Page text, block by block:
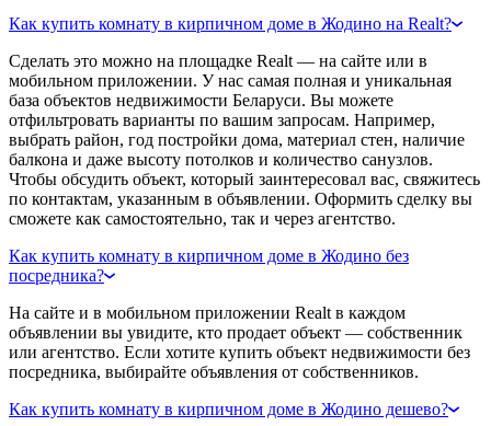
Как купить комнату в кирпичном доме в Жодино на Realt?
Сделать это можно на площадке Realt — на сайте или в
мобильном приложении. У нас самая полная и уникальная
база объектов недвижимости Беларуси. Вы можете
отфильтровать варианты по вашим запросам. Например,
выбрать район, год постройки дома, материал стен, наличие
балкона и даже высоту потолков и количество санузлов.
Чтобы обсудить объект, который заинтересовал вас, свяжитесь
по контактам, указанным в объявлении. Оформить сделку вы
сможете как самостоятельно, так и через агентство.
Как купить комнату в кирпичном доме в Жодино без
посредника?
На сайте и в мобильном приложении Realt в каждом
объявлении вы увидите, кто продает объект — собственник
или агентство. Если хотите купить объект недвижимости без
посредника, выбирайте объявления от собственников.
Как купить комнату в кирпичном доме в Жодино дешево?